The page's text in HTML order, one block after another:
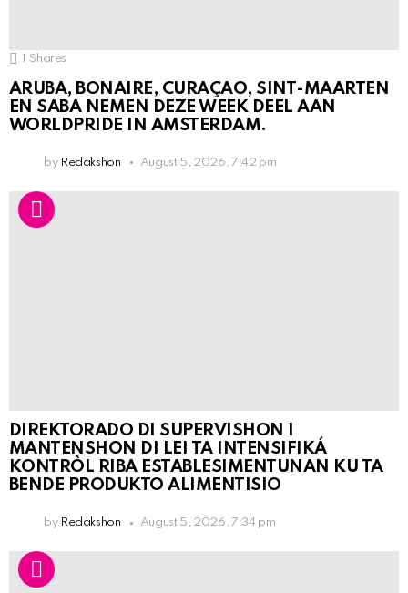
1 Shares
ARUBA, BONAIRE, CURAÇAO, SINT-MAARTEN
EN SABA NEMEN DEZE WEEK DEEL AAN
WORLDPRIDE IN AMSTERDAM.
by Redakshon August 5, 2026, 7:42 pm
DIREKTORADO DI SUPERVISHON I
MANTENSHON DI LEI TA INTENSIFIKÁ
KONTRÒL RIBA ESTABLESIMENTUNAN KU TA
BENDE PRODUKTO ALIMENTISIO
by Redakshon August 5, 2026, 7:34 pm